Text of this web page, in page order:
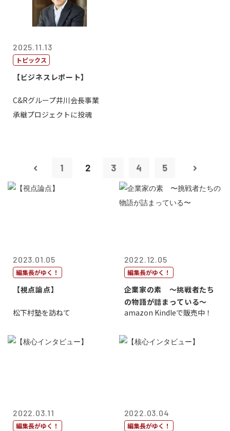
2025.11.13
トピックス
【ビジネスレポート】
C&Rグループ井川会長事業
承継プロジェクトに投魂
1 2 3 4 5
2023.01.05
編集長がゆく！
【視点論点】
松下村塾を訪ねて
2022.12.05
編集長がゆく！
企業家の素 〜挑戦者たち
の物語が詰まっている〜
amazon Kindleで販売中！
2022.03.11
編集長がゆく！
2022.03.04
編集長がゆく！